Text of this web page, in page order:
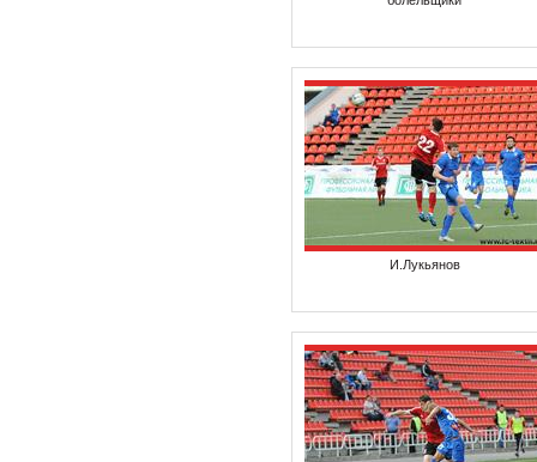
И.Лукьянов